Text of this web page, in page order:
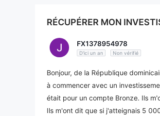
RÉCUPÉRER MON
FX1378954978
D'ici un an Non vérifié
Bonjour, de la République
à commencer avec un
était pour un compte Bronze. Ils
Ils m'ont dit que si j'atteignais 5